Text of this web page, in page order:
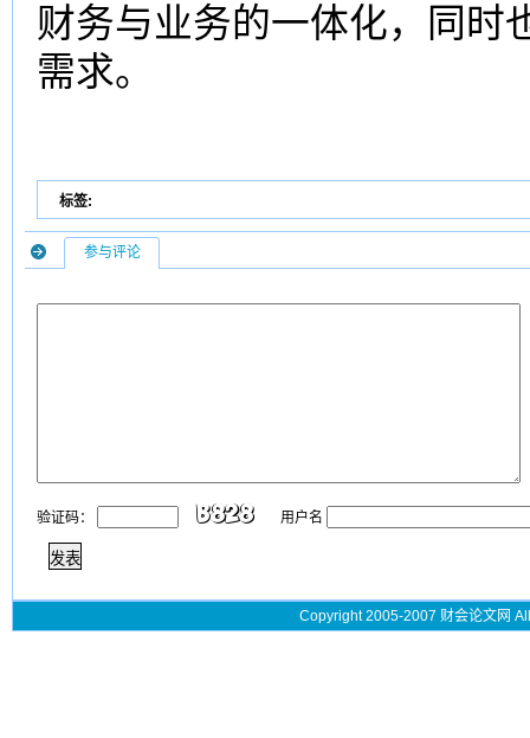
财务与业务的一体化，同时
需求。
标签:
参与评论
验证码： 用户名
Copyright 2005-2007 财会论文网